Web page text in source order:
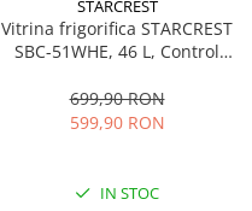
STARCREST
Vitrina frigorifica STARCREST
SBC-51WHE, 46 L, Control
48.8 cm, Alb
699,90 RON
599,90 RON
IN STOC